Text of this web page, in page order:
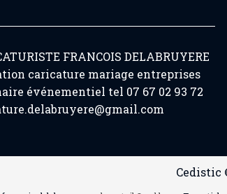
FRANCOIS DELABRUYERE
caricature mariage entreprises
événementiel tel 07 67 02 93 72
Cedistic